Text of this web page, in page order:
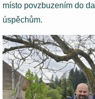
místo povzbuzením do
úspěchům.